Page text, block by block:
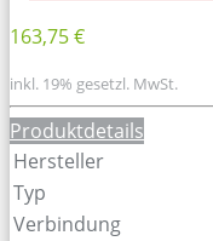
163,75 €
inkl. 19% gesetzl. MwSt.
Produktdetails
Hersteller
Typ
Verbindung